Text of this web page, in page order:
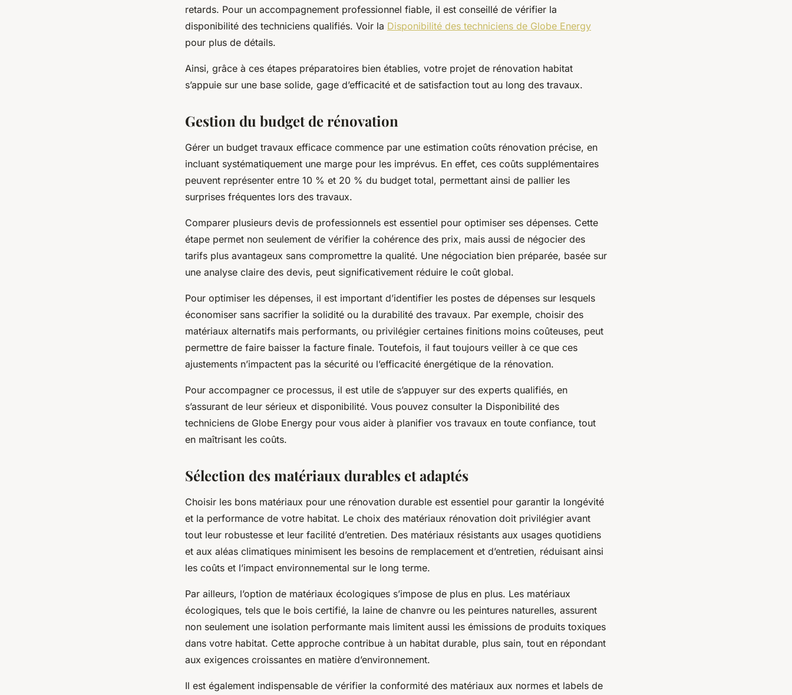
retards. Pour un accompagnement professionnel fiable, il est conseillé de vérifier la
disponibilité des techniciens qualifiés. Voir la Disponibilité des techniciens de Globe Energy
pour plus de détails.
Ainsi, grâce à ces étapes préparatoires bien établies, votre projet de rénovation habitat
s’appuie sur une base solide, gage d’efficacité et de satisfaction tout au long des travaux.
Gestion du budget de rénovation
Gérer un budget travaux efficace commence par une estimation coûts rénovation précise, en
incluant systématiquement une marge pour les imprévus. En effet, ces coûts supplémentaires
peuvent représenter entre 10 % et 20 % du budget total, permettant ainsi de pallier les
surprises fréquentes lors des travaux.
Comparer plusieurs devis de professionnels est essentiel pour optimiser ses dépenses. Cette
étape permet non seulement de vérifier la cohérence des prix, mais aussi de négocier des
tarifs plus avantageux sans compromettre la qualité. Une négociation bien préparée, basée sur
une analyse claire des devis, peut significativement réduire le coût global.
Pour optimiser les dépenses, il est important d’identifier les postes de dépenses sur lesquels
économiser sans sacrifier la solidité ou la durabilité des travaux. Par exemple, choisir des
matériaux alternatifs mais performants, ou privilégier certaines finitions moins coûteuses, peut
permettre de faire baisser la facture finale. Toutefois, il faut toujours veiller à ce que ces
ajustements n’impactent pas la sécurité ou l’efficacité énergétique de la rénovation.
Pour accompagner ce processus, il est utile de s’appuyer sur des experts qualifiés, en
s’assurant de leur sérieux et disponibilité. Vous pouvez consulter la Disponibilité des
techniciens de Globe Energy pour vous aider à planifier vos travaux en toute confiance, tout
en maîtrisant les coûts.
Sélection des matériaux durables et adaptés
Choisir les bons matériaux pour une rénovation durable est essentiel pour garantir la longévité
et la performance de votre habitat. Le choix des matériaux rénovation doit privilégier avant
tout leur robustesse et leur facilité d’entretien. Des matériaux résistants aux usages quotidiens
et aux aléas climatiques minimisent les besoins de remplacement et d’entretien, réduisant ainsi
les coûts et l’impact environnemental sur le long terme.
Par ailleurs, l’option de matériaux écologiques s’impose de plus en plus. Les matériaux
écologiques, tels que le bois certifié, la laine de chanvre ou les peintures naturelles, assurent
non seulement une isolation performante mais limitent aussi les émissions de produits toxiques
dans votre habitat. Cette approche contribue à un habitat durable, plus sain, tout en répondant
aux exigences croissantes en matière d’environnement.
Il est également indispensable de vérifier la conformité des matériaux aux normes et labels de